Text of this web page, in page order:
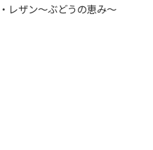
レザン～ぶどうの恵み～